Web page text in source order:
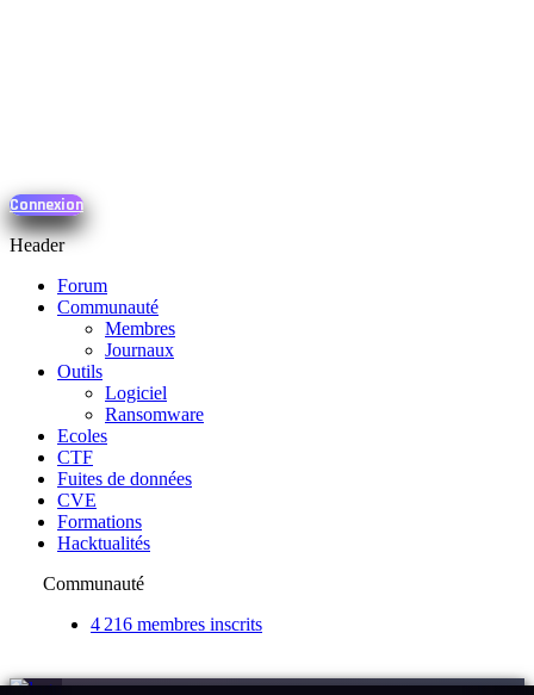
Connexion
Header
Forum
Communauté
Membres
Journaux
Outils
Logiciel
Ransomware
Ecoles
CTF
Fuites de données
CVE
Formations
Hacktualités
Communauté
4 216 membres inscrits